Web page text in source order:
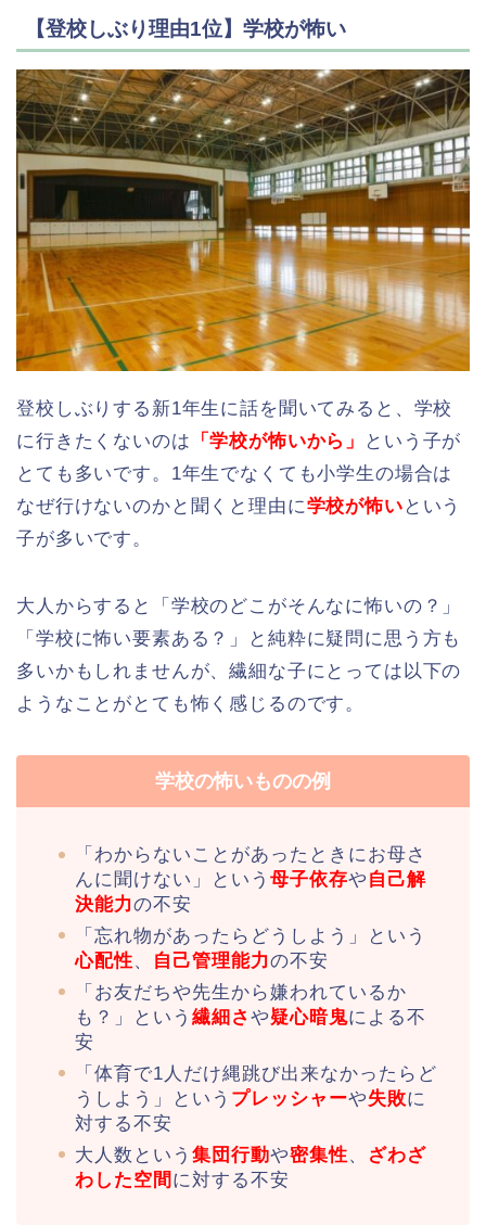
【登校しぶり理由1位】学校が怖い
登校しぶりする新1年生に話を聞いてみると、学校
に行きたくないのは 「学校が怖いから」
という子が
とても多いです。1年生でなくても小学生の場合は
なぜ行けないのかと聞くと理由に学校が怖い という
子が多いです。
大人からすると「学校のどこがそんなに怖いの？」
「学校に怖い要素ある？」と純粋に疑問に思う方も
多いかもしれませんが、繊細な子にとっては以下の
ようなことがとても怖く感じるのです。
学校の怖いものの例
「わからないことがあったときにお母さ
んに聞けない」という 母子依存や 自己解
決能力の不安
「忘れ物があったらどうしよう」という
心配性、 自己管理能力の不安
「お友だちや先生から嫌われているか
も？」という 繊細さや疑心暗鬼による不
安
「体育で1人だけ縄跳び出来なかったらど
うしよう」という プレッシャーや失敗に
対する不安
大人数という 集団行動や密集性、
ざわざ
わした空間 に対する不安